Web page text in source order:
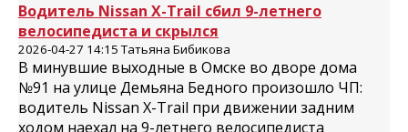
Водитель Nissan X-Trail сбил 9-летнего
велосипедиста и скрылся
2026-04-27 14:15 Татьяна Бибикова
В минувшие выходные в Омске во дворе дома
№91 на улице Демьяна Бедного произошло ЧП:
водитель Nissan X-Trail при движении задним
ходом наехал на 9-летнего велосипедиста